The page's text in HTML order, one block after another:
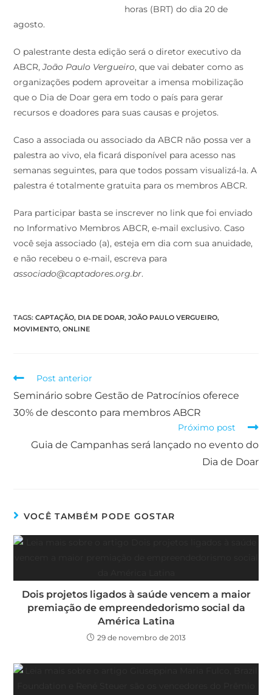
horas (BRT) do dia 20 de
agosto.
O palestrante desta edição será o diretor executivo da
ABCR,João Paulo Vergueiro, que vai debater como as
organizações podem aproveitar a imensa mobilização
que o Dia de Doar gera em todo o país para gerar
recursos e doadores para suas causas e projetos.
Caso a associada ou associado da ABCR não possa ver a
palestra ao vivo, ela ficará disponível para acesso nas
semanas seguintes, para que todos possam visualizá-la. A
palestra é totalmente gratuita para os membros ABCR.
Para participar basta se inscrever no link que foi enviado
no Informativo Membros ABCR, e-mail exclusivo. Caso
você seja associado (a), esteja em dia com sua anuidade,
e não recebeu o e-mail, escreva para
associado@captadores.org.br.
TAGS:CAPTAÇÃO, DIA DE DOAR, JOÃO PAULO VERGUEIRO,
MOVIMENTO, ONLINE
Post anterior
Seminário sobre Gestão de Patrocínios oferece
30% de desconto para membros ABCR
Próximo post
Guia de Campanhas será lançado no evento do
Dia de Doar
VOCÊ TAMBÉM PODE GOSTAR
Dois projetos ligados à saúde vencem a maior
premiação de empreendedorismo social da
América Latina
29 de novembro de 2013